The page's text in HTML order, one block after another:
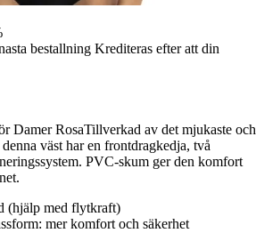
bestallning Krediteras efter att din
Damer RosaTillverkad av det mjukaste och
väst har en frontdragkedja, två
PVC-skum ger den komfort
(hjälp med flytkraft)
mer komfort och säkerhet